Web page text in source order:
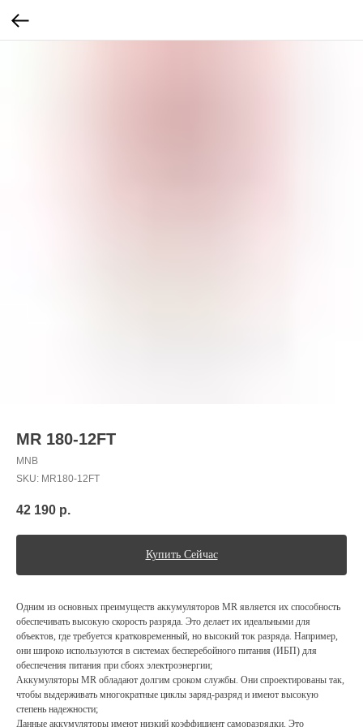
MR 180-12FT
MNB
SKU: MR180-12FT
42 190 р.
Купить Сейчас
Одним из основных преимуществ аккумуляторов MR является их способность
обеспечивать высокую скорость разряда. Это делает их идеальными для
объектов, где требуется кратковременный, но высокий ток разряда. Например,
они широко используются в системах бесперебойного питания (ИБП) для
обеспечения питания при сбоях электроэнергии;
Аккумуляторы MR обладают долгим сроком службы. Они спроектированы так,
чтобы выдерживать многократные циклы заряд-разряд и имеют высокую
степень надежности;
Данные аккумуляторы имеют низкий коэффициент саморазрядки. Это